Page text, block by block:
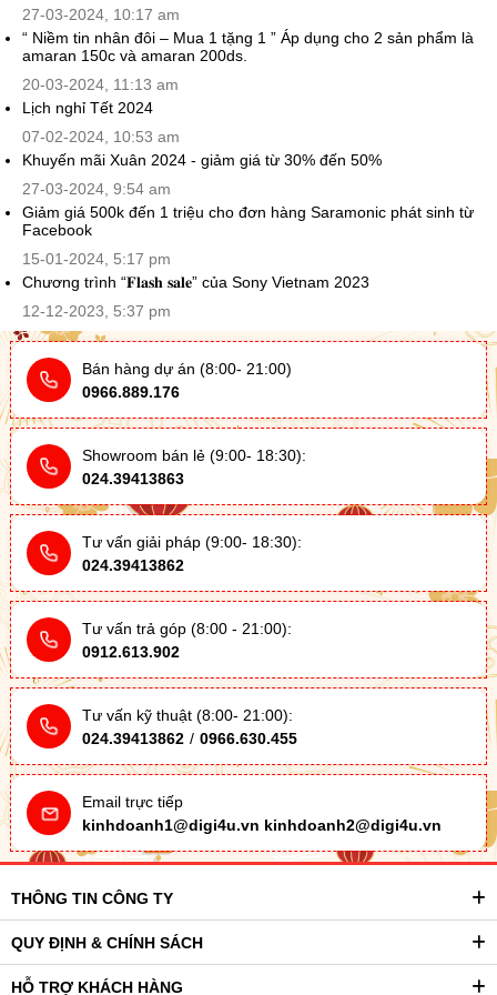
27-03-2024, 10:17 am
“ Niềm tin nhân đôi – Mua 1 tặng 1 ” Áp dụng cho 2 sản phẩm là
amaran 150c và amaran 200ds.
20-03-2024, 11:13 am
Lịch nghỉ Tết 2024
07-02-2024, 10:53 am
Khuyến mãi Xuân 2024 - giảm giá từ 30% đến 50%
27-03-2024, 9:54 am
Giảm giá 500k đến 1 triệu cho đơn hàng Saramonic phát sinh từ
Facebook
15-01-2024, 5:17 pm
Chương trình “𝐅𝐥𝐚𝐬𝐡 𝐬𝐚𝐥𝐞” của Sony Vietnam 2023
12-12-2023, 5:37 pm
Bán hàng dự án (8:00- 21:00)
0966.889.176
Showroom bán lẻ (9:00- 18:30):
024.39413863
Tư vấn giải pháp (9:00- 18:30):
024.39413862
Tư vấn trả góp (8:00 - 21:00):
0912.613.902
Tư vấn kỹ thuật (8:00- 21:00):
024.39413862 / 0966.630.455
Email trực tiếp
kinhdoanh1@digi4u.vn kinhdoanh2@digi4u.vn
THÔNG TIN CÔNG TY
QUY ĐỊNH & CHÍNH SÁCH
HỖ TRỢ KHÁCH HÀNG